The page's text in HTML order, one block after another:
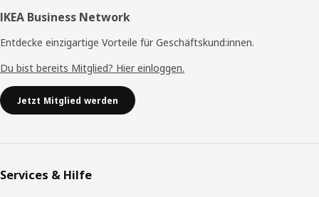
IKEA Business Network
Entdecke einzigartige Vorteile für Geschäftskund:innen.
Du bist bereits Mitglied? Hier einloggen.
Jetzt Mitglied werden
Services & Hilfe